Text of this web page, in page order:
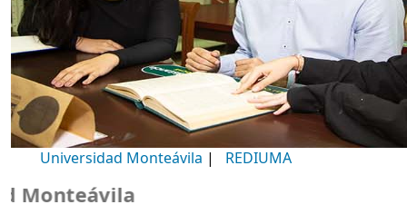
Universidad Monteávila | REDIUMA